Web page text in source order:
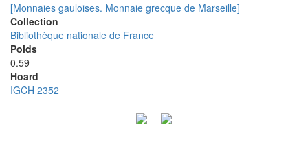
[Monnaies gauloises. Monnaie grecque de Marseille]
Collection
Bibliothèque nationale de France
Poids
0.59
Hoard
IGCH 2352